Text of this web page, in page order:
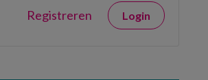
Registreren Login